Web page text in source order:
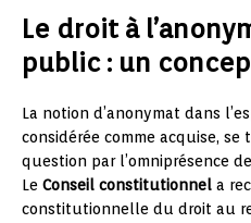
Le droit à
public : un
La notion d’anonymat dans
considérée comme acquise,
question par l’omniprésence
Le Conseil constitutionnel a
constitutionnelle du droit au